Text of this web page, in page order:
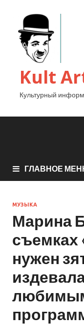
Kult
Культурный
ГЛАВНОЕ
МУЗЫКА
Марина
съемках
нужен